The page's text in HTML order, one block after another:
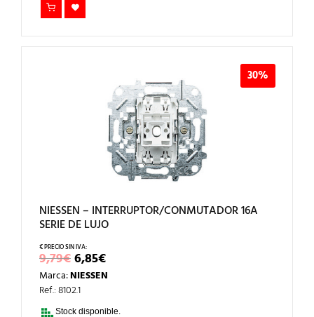
30%
NIESSEN – INTERRUPTOR/CONMUTADOR 16A
SERIE DE LUJO
9,79€EL
PRECIO
ORIGINAL
ERA:
9,79€.
6,85€EL
PRECIO
ACTUAL
6,85€.
Marca:NIESSEN
Ref.: 8102.1
Stock disponible.